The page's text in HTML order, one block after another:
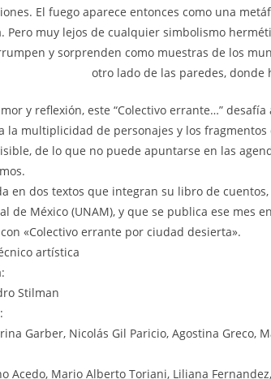
El fuego aparece entonces como una
Pero muy lejos de cualquier simbolismo
y sorprenden como muestras de los
otro lado de las paredes, donde
y reflexión, este “Colectivo errante…”
la multiplicidad de personajes y los
de lo que no puede apuntarse en las
en dos textos que integran su libro de
de México (UNAM), y que se publica ese mes
«Colectivo errante por ciudad desierta».
artística
Stilman
Garber, Nicolás Gil Paricio, Agostina Greco,
Acedo, Mario Alberto Toriani, Liliana